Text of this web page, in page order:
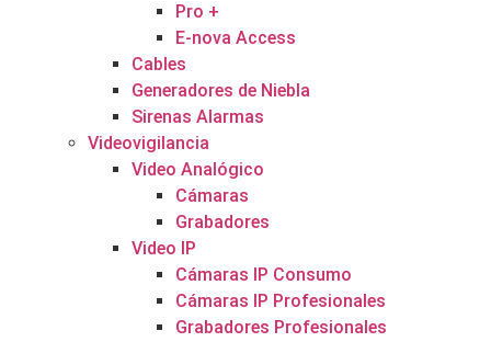
Pro +
E-nova Access
Cables
Generadores de Niebla
Sirenas Alarmas
Videovigilancia
Video Analógico
Cámaras
Grabadores
Video IP
Cámaras IP Consumo
Cámaras IP Profesionales
Grabadores Profesionales